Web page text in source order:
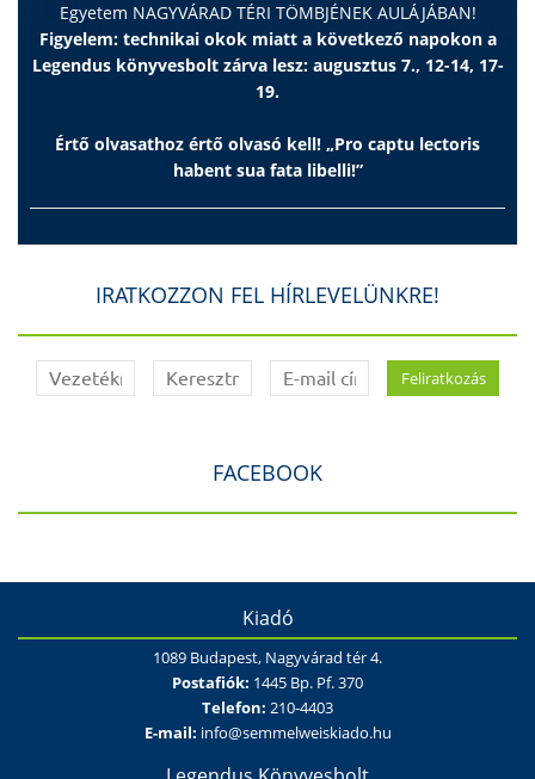
Egyetem NAGYVÁRAD TÉRI TÖMBJÉNEK AULÁJÁBAN!
Figyelem: technikai okok miatt a következő napokon a
Legendus könyvesbolt zárva lesz: augusztus 7., 12-14, 17-
19.
Értő olvasathoz értő olvasó kell! „Pro captu lectoris
habent sua fata libelli!”
IRATKOZZON FEL HÍRLEVELÜNKRE!
FACEBOOK
Kiadó
1089 Budapest, Nagyvárad tér 4.
Postafiók: 1445 Bp. Pf. 370
Telefon: 210-4403
E-mail: info@semmelweiskiado.hu